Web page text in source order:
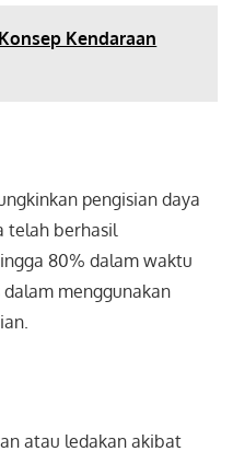
Kendaraan
pengisian daya
telah berhasil
80% dalam waktu
menggunakan
atau ledakan akibat